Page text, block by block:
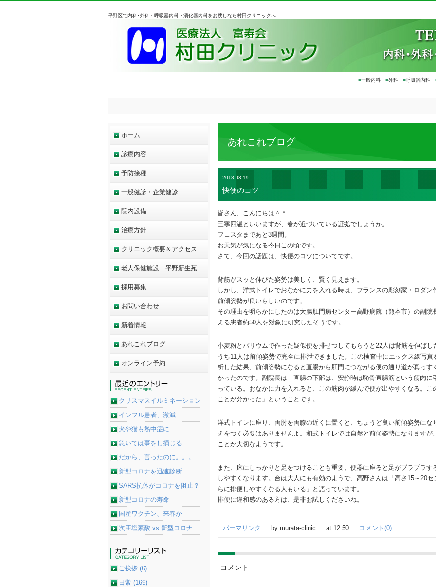
平野区で内科･外科・呼吸器内科・消化器内科をお捜しなら村田クリニックへ
■一般内科 ■外科 ■呼吸器内科
あれこれブログ
2018.03.19
快便のコツ
皆さん、こんにちは＾＾
三寒四温といいますが、春が近づいている証拠でしょうか。
フェスタまであと3週間。
お天気が気になる今日この頃です。
さて、今回の話題は、快便のコツについてです。
背筋がスッと伸びた姿勢は美しく、賢く見えます。
しかし、洋式トイレでおなかに力を入れる時は、フランスの彫刻家・ロダ
前傾姿勢が良いらしいのです。
その理由を明らかにしたのは大腸肛門病センター高野病院（熊本市）の副
える患者約50人を対象に研究したそうです。
小麦粉とバリウムで作った疑似便を排せつしてもらうと 22人は背筋を伸ばし
うち11人は前傾姿勢で完全に排泄できました。 この検査中にエックス線写
析した結果、前傾姿勢になると直腸から肛門につながる便の通り道が真っ
かったのです。 副院長は「直腸の下部は、安静時は恥骨直腸筋という筋肉
っている。おなかに力を入れると、この筋肉が緩んで便が出やすくなる。
ことが分かった」ということです。
洋式トイレに座り、両肘を両膝の近くに置くと、ちょうど良い前傾姿勢に
えをつく必要はありませんよ。和式トイレでは自然と前傾姿勢になります
ことが大切なようです。
また、床にしっかりと足をつけることも重要。便器に座ると足がブラブラ
しやすくなります。台は大人にも有効のようで、高野さんは「高さ15～20
らに排便しやすくなる人もいる」と語っています。
排便に違和感のある方は、是非お試しくださいね。
パーマリンク by murata-clinic at 12:50 コメント(0)
コメント
ホーム
診療内容
予防接種
一般健診・企業健診
院内設備
治療方針
クリニック概要＆アクセス
老人保健施設 平野新生苑
採用募集
お問い合わせ
新着情報
あれこれブログ
オンライン予約
クリスマスイルミネーション
インフル患者、激減
犬や猫も熱中症に
急いては事をし損じる
だから、言ったのに。。。
新型コロナを迅速診断
SARS抗体がコロナを阻止？
新型コロナの寿命
国産ワクチン、来春か
次亜塩素酸 vs 新型コロナ
ご挨拶 (6)
日常 (169)